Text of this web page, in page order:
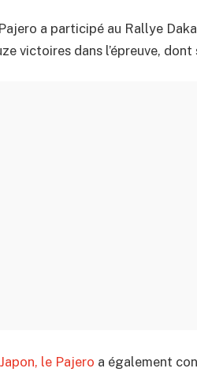
a participé au Rallye
victoires dans l’épreuve,
le Pajero a également